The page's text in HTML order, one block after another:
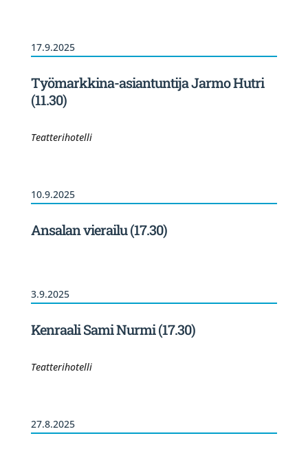
17.9.2025
Työmarkkina-asiantuntija Jarmo Hutri
(11.30)
Teatterihotelli
10.9.2025
Ansalan vierailu (17.30)
3.9.2025
Kenraali Sami Nurmi (17.30)
Teatterihotelli
27.8.2025